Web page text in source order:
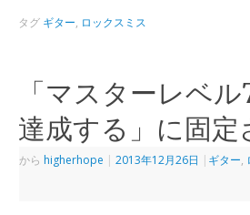
タグ ギター, ロックスミス
「マスターレベ
達成する」に固定
から higherhope | 2013年12月26日 | ギター,